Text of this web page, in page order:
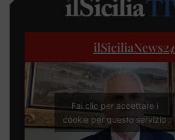
ilSiciliaNews24
Fai clic per accettare i
cookie per questo servizio